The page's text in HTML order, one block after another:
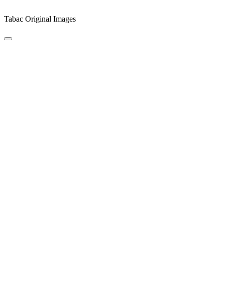
Tabac Original Images